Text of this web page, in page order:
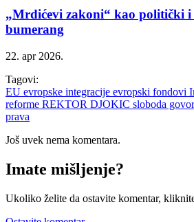
„Mrdićevi zakoni“ kao politički
bumerang
22. apr 2026.
Tagovi:
EU evropske integracije evropski fondovi
reforme REKTOR DJOKIC sloboda
prava
Još uvek nema komentara.
Imate mišljenje?
Ukoliko želite da ostavite komentar,